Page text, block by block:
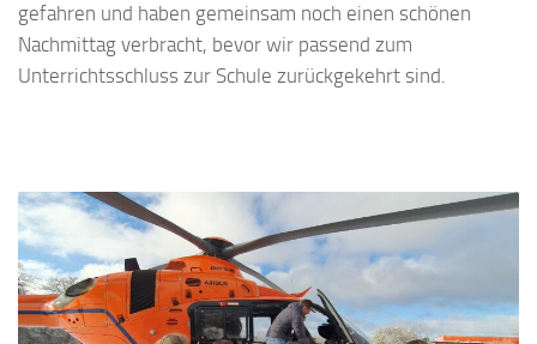
gefahren und haben gemeinsam noch einen schönen
Nachmittag verbracht, bevor wir passend zum
Unterrichtsschluss zur Schule zurückgekehrt sind.